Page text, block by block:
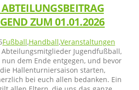
ZUM 01.01.2026
Fußball,Handball,Veranstaltungen
Abteilungsmitglieder Jugendfußball,
nun dem Ende entgegen, und bevor
Hallenturniersaison starten,
bei euch allen bedanken. Ein